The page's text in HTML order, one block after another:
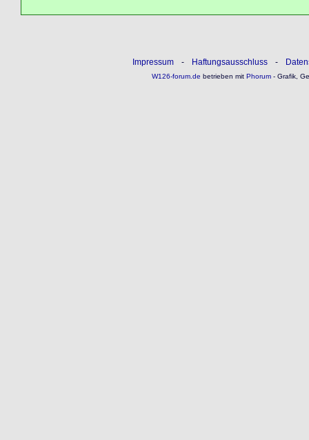
Impressum - Haftungsausschluss -
W126-forum.de betrieben mitPhorum- Grafik,